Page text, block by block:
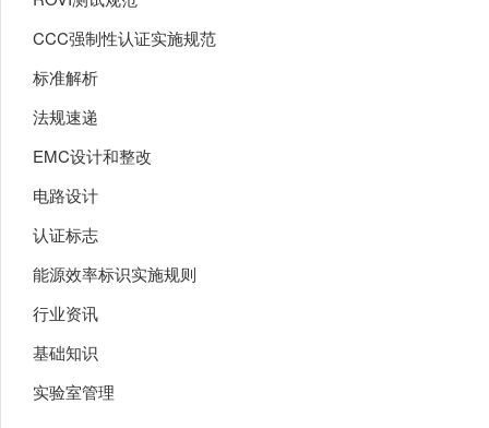
CCC强制性认证实施规范
标准解析
法规速递
EMC设计和整改
电路设计
认证标志
能源效率标识实施规则
行业资讯
基础知识
实验室管理